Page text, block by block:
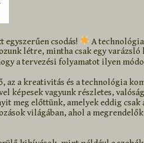
egyszerűen csodás!
A
létre, mintha csak egy
a tervezési folyamatot ilyen
az a kreativitás és a technológia
képesek vagyunk részletes,
meg előttünk, amelyek eddig
világában, ahol a